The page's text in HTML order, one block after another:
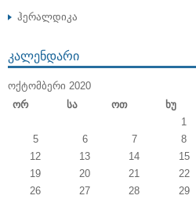
ჰერალდიკა
ᲙᲐᲚᲔᲜᲓᲐᲠᲘ
ᲝᲥᲢᲝᲛᲑᲔᲠᲘ 2020
Ორ
Სა Ოთ Ხუ
1
5
6 7 8
12
13 14 15
19
20 21 22
26
27 28 29